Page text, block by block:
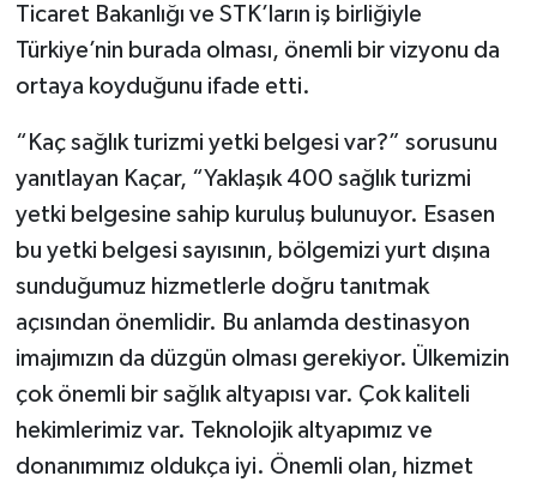
Ticaret Bakanlığı ve STK’ların iş birliğiyle
Türkiye’nin burada olması, önemli bir vizyonu da
ortaya koyduğunu ifade etti.
“Kaç sağlık turizmi yetki belgesi var?” sorusunu
yanıtlayan Kaçar, “Yaklaşık 400 sağlık turizmi
yetki belgesine sahip kuruluş bulunuyor. Esasen
bu yetki belgesi sayısının, bölgemizi yurt dışına
sunduğumuz hizmetlerle doğru tanıtmak
açısından önemlidir. Bu anlamda destinasyon
imajımızın da düzgün olması gerekiyor. Ülkemizin
çok önemli bir sağlık altyapısı var. Çok kaliteli
hekimlerimiz var. Teknolojik altyapımız ve
donanımımız oldukça iyi. Önemli olan, hizmet